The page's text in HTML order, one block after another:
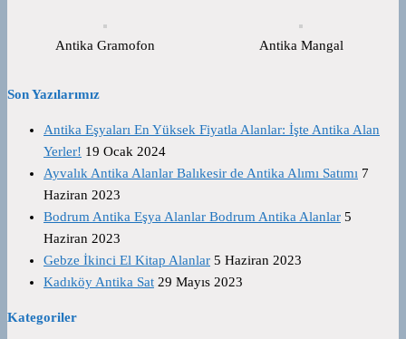
Antika Gramofon Antika Mangal
Son Yazılarımız
Antika Eşyaları En Yüksek Fiyatla Alanlar: İşte Antika Alan
Yerler! 19 Ocak 2024
Ayvalık Antika Alanlar Balıkesir de Antika Alımı Satımı 7
Haziran 2023
Bodrum Antika Eşya Alanlar Bodrum Antika Alanlar 5
Haziran 2023
Gebze İkinci El Kitap Alanlar 5 Haziran 2023
Kadıköy Antika Sat 29 Mayıs 2023
Kategoriler